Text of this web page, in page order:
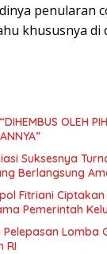
penularan
khususnya di
OLEH
Suksesnya
Berlangsung
Fitriani
Pemerintah
Lomba
RI